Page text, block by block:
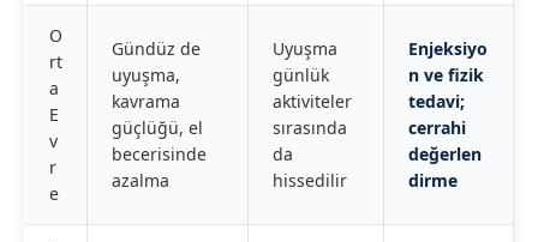
O
rt
a
E
v
r
e
Gündüz de
uyuşma,
kavrama
güçlüğü, el
becerisinde
azalma
Uyuşma
günlük
aktiviteler
sırasında
da
hissedilir
Enjeksiyo
n ve fizik
tedavi;
cerrahi
değerlen
dirme